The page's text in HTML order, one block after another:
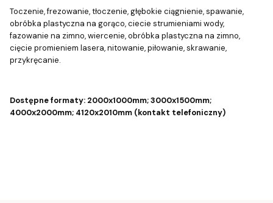
Toczenie, frezowanie, tłoczenie, głębokie ciągnienie, spawanie,
obróbka plastyczna na gorąco, ciecie strumieniami wody,
fazowanie na zimno, wiercenie, obróbka plastyczna na zimno,
cięcie promieniem lasera, nitowanie, piłowanie, skrawanie,
przykręcanie.
Dostępne formaty: 2000x1000mm; 3000x1500mm;
4000x2000mm; 4120x2010mm (kontakt telefoniczny)